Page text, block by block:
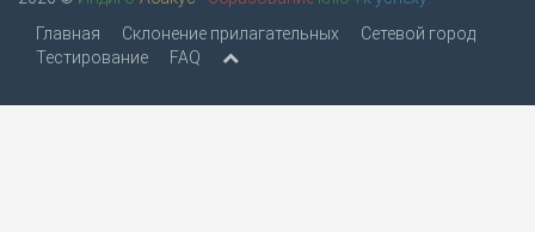
Главная
Склонение прилагательных
Сетевой город
Тестирование
FAQ